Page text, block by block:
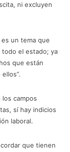
ni excluyen
un tema que
el estado; ya
que están
campos
sí hay indicios
laboral.
que tienen